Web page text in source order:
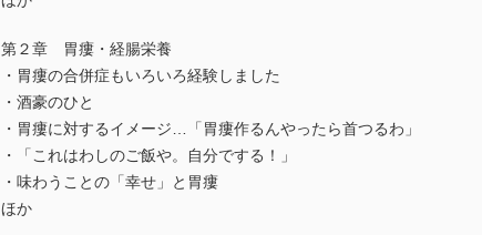
第２章 胃瘻・経腸栄養
・胃瘻の合併症もいろいろ経験しました
・酒豪のひと
・胃瘻に対するイメージ…「胃瘻作るんやったら首つるわ」
・「これはわしのご飯や。自分でする！」
・味わうことの「幸せ」と胃瘻
ほか